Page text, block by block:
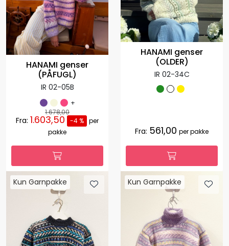
HANAMI genser
(PÅFUGL)
IR 02-05B
+
1.678,00
Fra: 1.603,50 -4 % per
pakke
HANAMI genser
(OLDER)
IR 02-34C
Fra: 561,00 per pakke
Kun Garnpakke Kun Garnpakke